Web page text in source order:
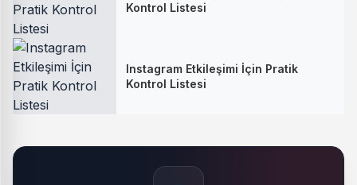
Kontrol Listesi
Instagram Etkileşimi İçin Pratik
Kontrol Listesi